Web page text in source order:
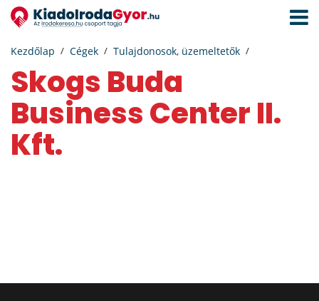
Kezdőlap Cégek Tulajdonosok, üzemeltetők
Skogs Buda
Business Center II.
Kft.